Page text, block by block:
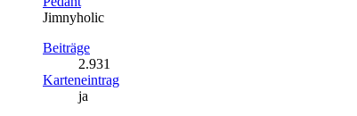
Jimnyholic
Beiträge
2.931
Karteneintrag
ja